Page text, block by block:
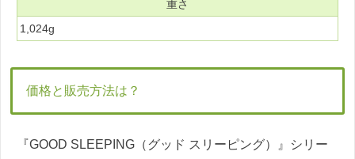
重さ
1,024g
価格と販売方法は？
『GOOD SLEEPING（グッド スリーピング）』シリー